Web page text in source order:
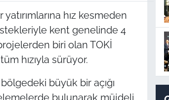
hız kesmeden
kent genelinde 4
biri olan TOKİ
hızıyla sürüyor.
büyük bir açığı
bulunarak müjdeli